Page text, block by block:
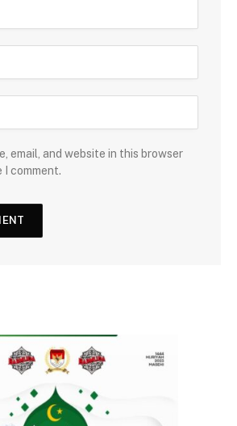
email, and website in this browser
comment.